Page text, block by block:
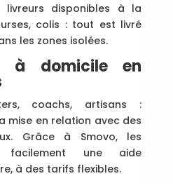
disponibles à la
colis : tout est livré
les zones isolées.
à domicile en
coachs, artisans :
mise en relation avec des
Grâce à Smovo, les
facilement une aide
à des tarifs flexibles.